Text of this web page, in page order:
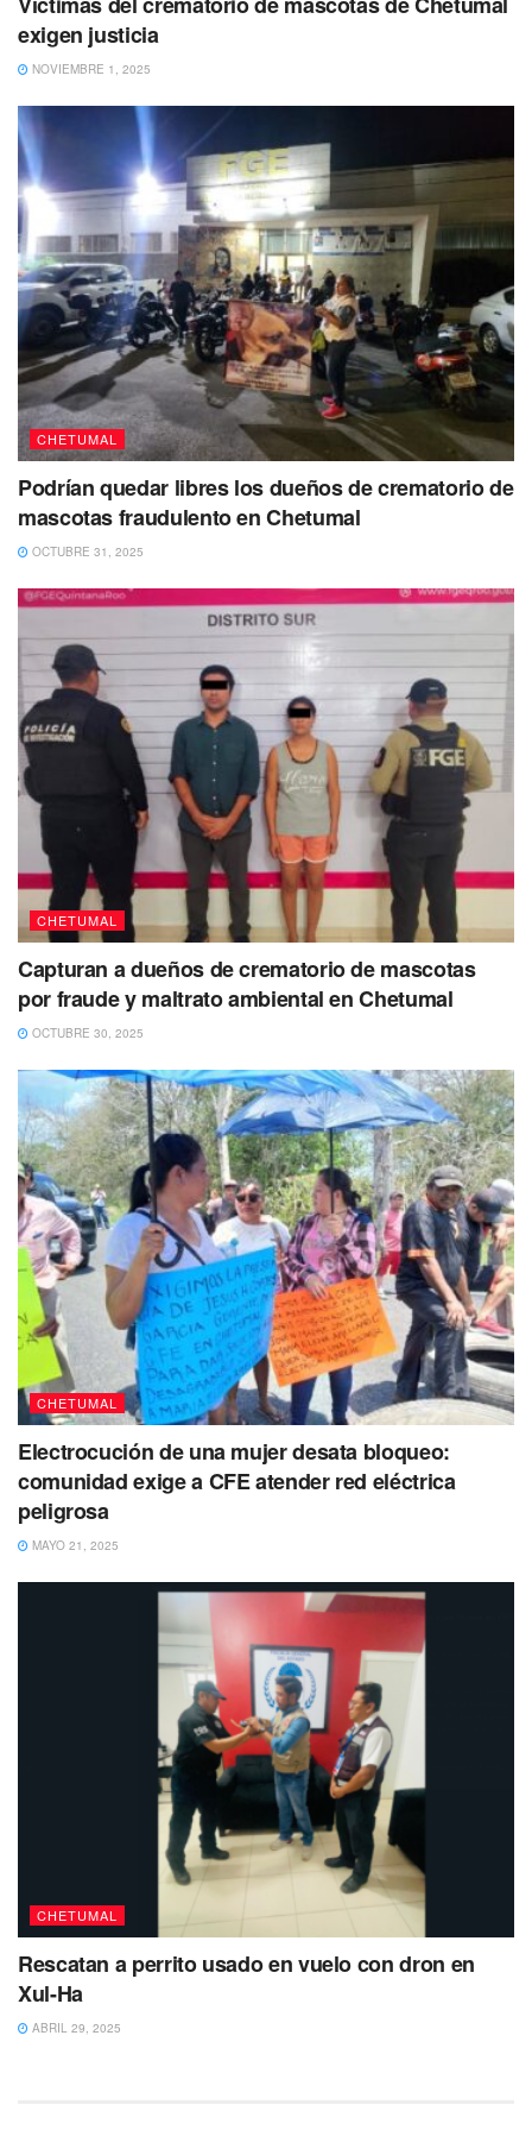
exigen justicia
NOVIEMBRE 1, 2025
CHETUMAL
Podrían quedar libres los dueños de crematorio de
mascotas fraudulento en Chetumal
OCTUBRE 31, 2025
CHETUMAL
Capturan a dueños de crematorio de mascotas
por fraude y maltrato ambiental en Chetumal
OCTUBRE 30, 2025
CHETUMAL
Electrocución de una mujer desata bloqueo:
comunidad exige a CFE atender red eléctrica
peligrosa
MAYO 21, 2025
CHETUMAL
Rescatan a perrito usado en vuelo con dron en
Xul-Ha
ABRIL 29, 2025